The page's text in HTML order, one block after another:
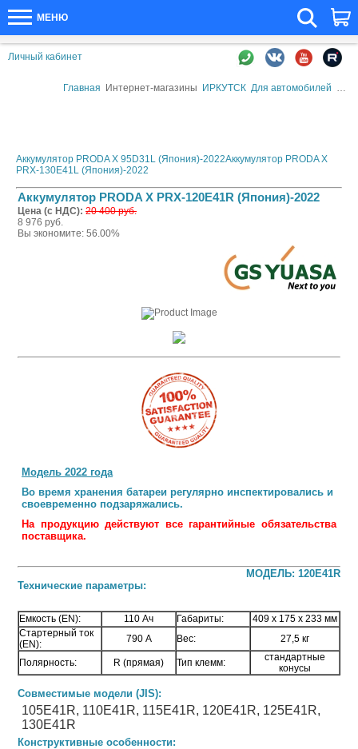
МЕНЮ
Личный кабинет
Главная Интернет-магазины ИРКУТСК Для автомобилей
Аккумулятор PRODA X 95D31L (Япония)-2022Аккумулятор PRODA X
PRX-130E41L (Япония)-2022
Аккумулятор PRODA X PRX-120E41R (Япония)-2022
Цена (с НДС): 20 400 руб.
8 976 руб.
Вы экономите: 56.00%
Модель 2022 года
Во время хранения батареи регулярно инспектировались и
своевременно подзаряжались.
На продукцию действуют все гарантийные обязательства
поставщика.
МОДЕЛЬ: 120E41R
Технические параметры:
Емкость (EN): 110 Ач Габариты:
409 х 175 х 233 мм
Стартерный ток
(EN):
790 А Вес: 27,5 кг
Полярность: R (прямая) Тип клемм:
стандартные
конусы
Совместимые модели (JIS):
105E41R, 110E41R, 115E41R, 120E41R, 125E41R,
130E41R
Конструктивные особенности: